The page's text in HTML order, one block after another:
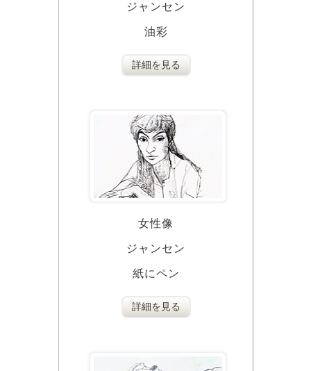
ジャンセン
油彩
詳細を見る
女性像
ジャンセン
紙にペン
詳細を見る